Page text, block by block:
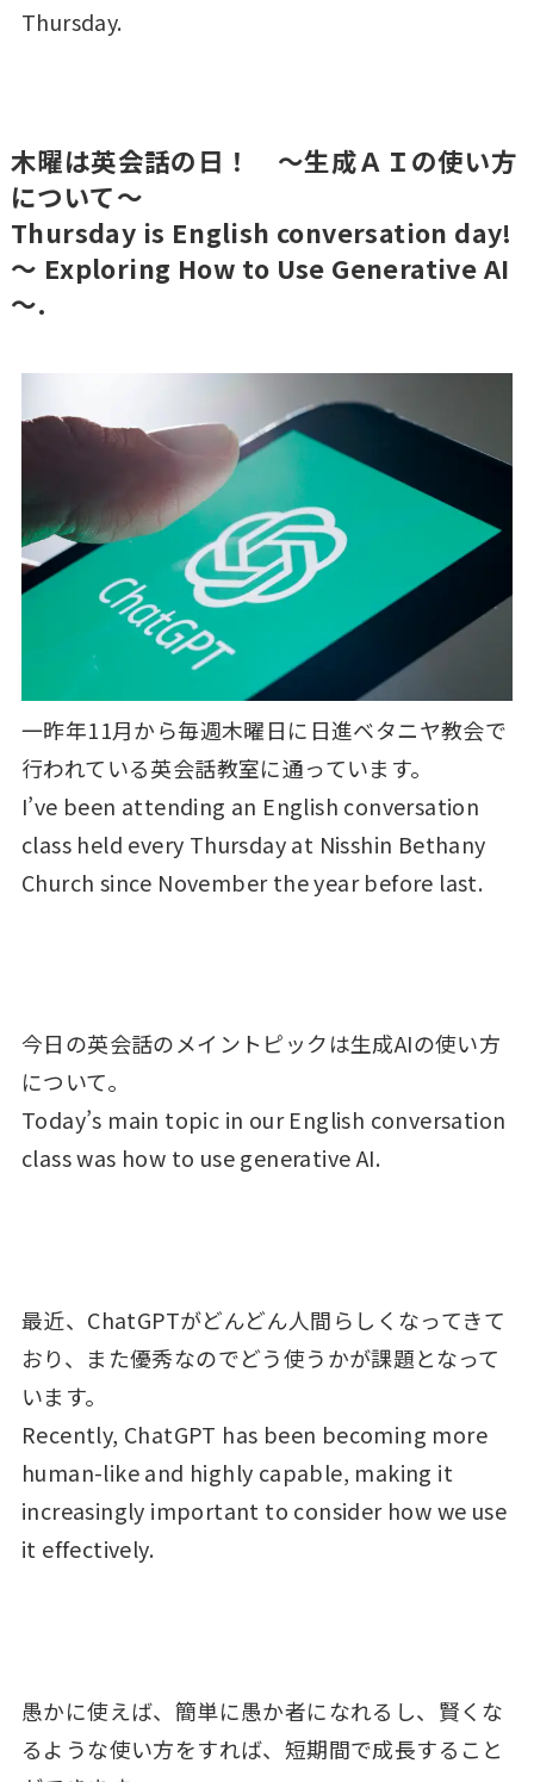
Thursday.
木曜は英会話の日！ ～生成ＡＩの使い方
について～
Thursday is English conversation day!
～ Exploring How to Use Generative AI
～.
一昨年11月から毎週木曜日に日進ベタニヤ教会で
行われている英会話教室に通っています。
I’ve been attending an English conversation
class held every Thursday at Nisshin Bethany
Church since November the year before last.
今日の英会話のメイントピックは生成AIの使い方
について。
Today’s main topic in our English conversation
class was how to use generative AI.
最近、ChatGPTがどんどん人間らしくなってきて
おり、また優秀なのでどう使うかが課題となって
います。
Recently, ChatGPT has been becoming more
human-like and highly capable, making it
increasingly important to consider how we use
it effectively.
愚かに使えば、簡単に愚か者になれるし、賢くな
るような使い方をすれば、短期間で成長すること